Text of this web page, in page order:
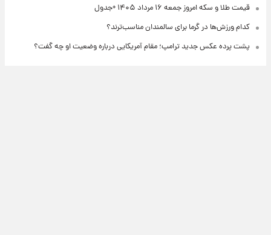
قیمت طلا و سکه امروز جمعه ۱۶ مرداد ۱۴۰۵ +جدول
کدام ورزش‌ها در گرما برای سالمندان مناسب‌ترند؟
پشت پرده عکس جدید ترامپ؛ مقام آمریکایی درباره وضعیت او چه گفت؟